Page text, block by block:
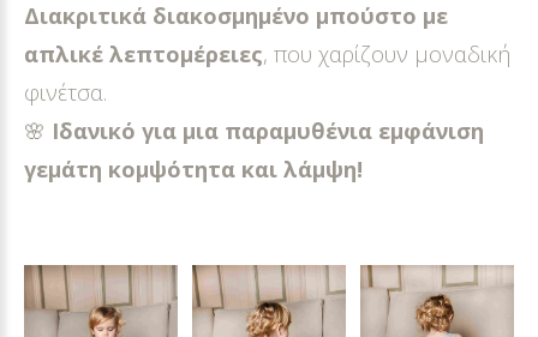
Διακριτικά διακοσμημένο μπούστο με
απλικέ λεπτομέρειες, που χαρίζουν μοναδική
φινέτσα.
🌸 Ιδανικό για μια παραμυθένια εμφάνιση
γεμάτη κομψότητα και λάμψη!